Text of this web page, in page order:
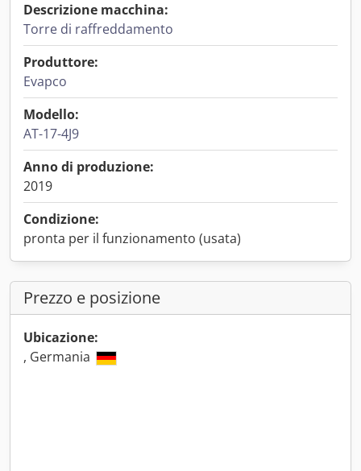
Descrizione macchina:
Torre di raffreddamento
Produttore:
Evapco
Modello:
AT-17-4J9
Anno di produzione:
2019
Condizione:
pronta per il funzionamento (usata)
Prezzo e posizione
Ubicazione:
, Germania